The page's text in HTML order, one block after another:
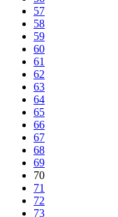
57
58
59
60
61
62
63
64
65
66
67
68
69
70
71
72
73